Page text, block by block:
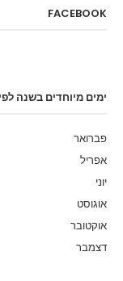
FACEBOOK
ימים מיוחדים בשנה
פברואר
אפריל
יוני
אוגוסט
אוקטובר
דצמבר